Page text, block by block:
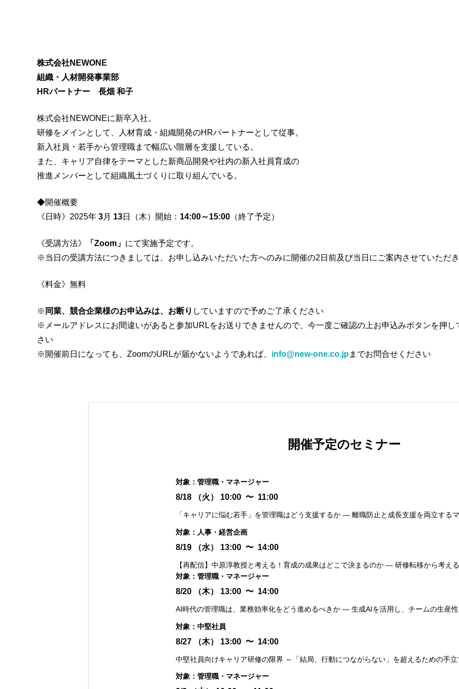
株式会社NEWONE
組織・人材開発事業部
HRパートナー 長畑 和子
株式会社NEWONEに新卒入社。
研修をメインとして、人材育成・組織開発のHRパートナーとして従事。
新入社員・若手から管理職まで幅広い階層を支援している。
また、キャリア自律をテーマとした新商品開発や社内の新入社員育成の
推進メンバーとして組織風土づくりに取り組んでいる。
◆開催概要
《日時》2025年 3月 13日（木）開始： 14:00～15:00 （終了予定）
《受講方法》 「Zoom」 にて実施予定です。
※当日の受講方法につきましては、お申し込みいただいた方へのみに開催の2日前及び当日にご案内させていただ
《料金》無料
※ 同業、競合企業様のお申込みは、お断り していますので予めご了承ください
※メールアドレスにお間違いがあると参加URLをお送りできませんので、今一度ご確認の上お申込みボタンを押し
さい
※開催前日になっても、ZoomのURLが届かないようであれば、 info@new-one.co.jpまでお問合せください
開催予定のセミナー
対象： 管理職・マネージャー
8/18 （火） 10:00 〜 11:00
「キャリアに悩む若手」を管理職はどう支援するか ― 離職防止と成長支援を両立する
対象： 人事・経営企画
8/19 （水） 13:00 〜 14:00
【再配信】中原淳教授と考える！育成の成果はどこで決まるのか ― 研修転移から考え
対象： 管理職・マネージャー
8/20 （木） 13:00 〜 14:00
AI時代の管理職は、業務効率化をどう進めるべきか ― 生成AIを活用し、チームの生産
対象： 中堅社員
8/27 （木） 13:00 〜 14:00
中堅社員向けキャリア研修の限界 ～「結局、行動につながらない」を超えるための手立
対象： 管理職・マネージャー